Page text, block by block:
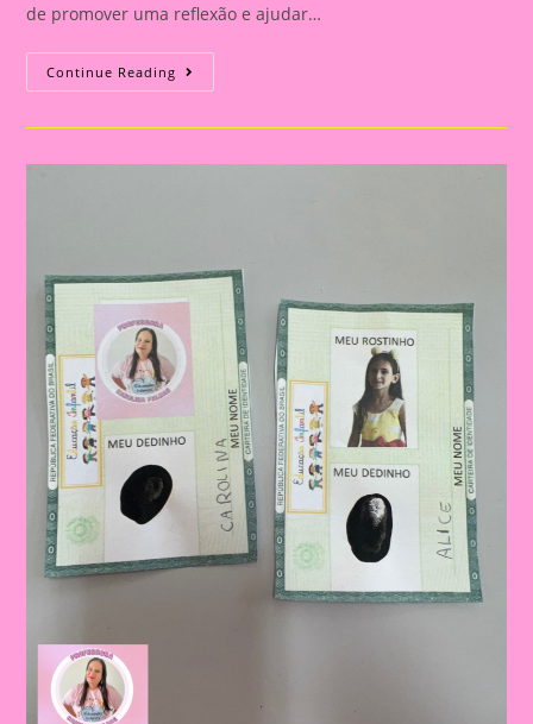
de promover uma reflexão e ajudar…
Continue Reading Atividade
Tudo
Mim|Arco-
Sobre